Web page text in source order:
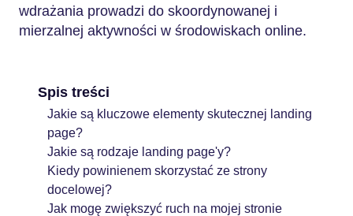
wdrażania prowadzi do skoordynowanej i
mierzalnej aktywności w środowiskach online.
Spis treści
Jakie są kluczowe elementy skutecznej landing
page?
Jakie są rodzaje landing page'y?
Kiedy powinienem skorzystać ze strony
docelowej?
Jak mogę zwiększyć ruch na mojej stronie